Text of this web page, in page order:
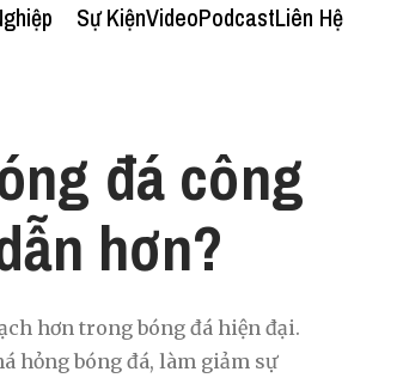
Sự KiệnVideoPodcastLiên Hệ
đá công
hơn?
hơn trong bóng đá hiện đại.
hỏng bóng đá, làm giảm sự